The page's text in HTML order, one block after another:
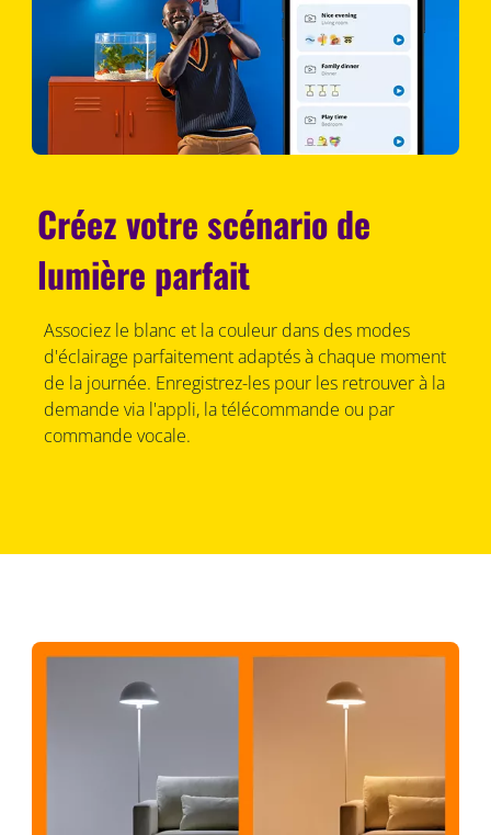
Créez votre scénario de
lumière parfait
Associez le blanc et la couleur dans des modes
d'éclairage parfaitement adaptés à chaque moment
de la journée. Enregistrez-les pour les retrouver à la
demande via l'appli, la télécommande ou par
commande vocale.